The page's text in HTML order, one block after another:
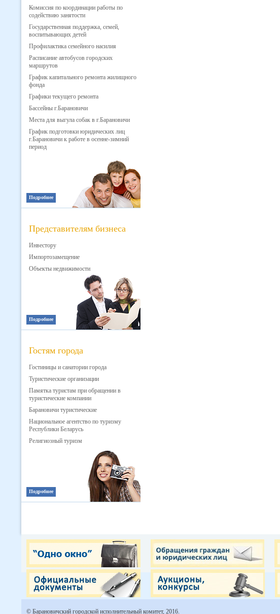
Комиссия по координации работы по
содействию занятости
Государственная поддержка, семей,
воспитывающих детей
Профилактика семейного насилия
Расписание автобусов городских
маршрутов
График капитального ремонта жилищного
фонда
Графики текущего ремонта
Бассейны г.Барановичи
Места для выгула собак в г.Барановичи
График подготовки юридических лиц
г.Барановичи к работе в осенне-зимний
период
Подробнее
Представителям бизнеса
Инвестору
Импортозамещение
Объекты недвижимости
Подробнее
Гостям города
Гостиницы и санатории города
Туристические организации
Памятка туристам при обращении в
туристические компании
Барановичи туристические
Национальное агентство по туризму
Республики Беларусь
Религиозный туризм
Подробнее
© Барановичский городской исполнительный комитет, 2016.